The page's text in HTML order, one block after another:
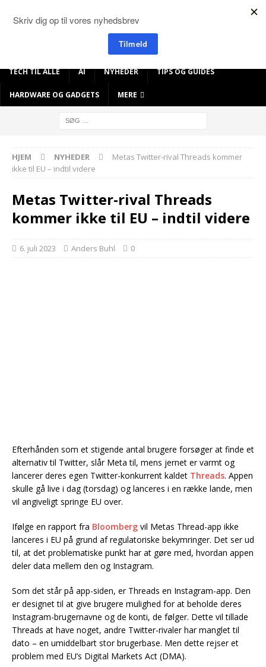
TECH TIL ALLE AI NYHEDER TIPS OG GUIDES
HARDWARE OG GADGETS MERE
HJEM NYHEDER
Metas Twitter-rival Threads kommer
ikke til EU – indtil videre
Metas Twitter-rival Threads
kommer ikke til EU – indtil videre
6. juli 2023 Anders Buhl 0
Efterhånden som et stigende antal brugere forsøger at finde et
alternativ til Twitter, slår Meta til, mens jernet er varmt og
lancerer deres egen Twitter-konkurrent kaldet Threads. Appen
skulle gå live i dag (torsdag) og lanceres i en række lande, men
vil angiveligt springe EU over.
Ifølge en rapport fra Bloomberg vil Metas Thread-app ikke
lanceres i EU på grund af regulatoriske bekymringer. Det ser ud
til, at det problematiske punkt har at gøre med, hvordan appen
deler data mellem den og Instagram.
Som det står på app-siden, er Threads en Instagram-app. Den
er designet til at give brugere mulighed for at beholde deres
Instagram-brugernavne og de konti, de følger. Dette vil tillade
Threads at have noget, andre Twitter-rivaler har manglet til
dato – en umiddelbart stor brugerbase. Men dette rejser et
problem med EU’s Digital Markets Act (DMA).